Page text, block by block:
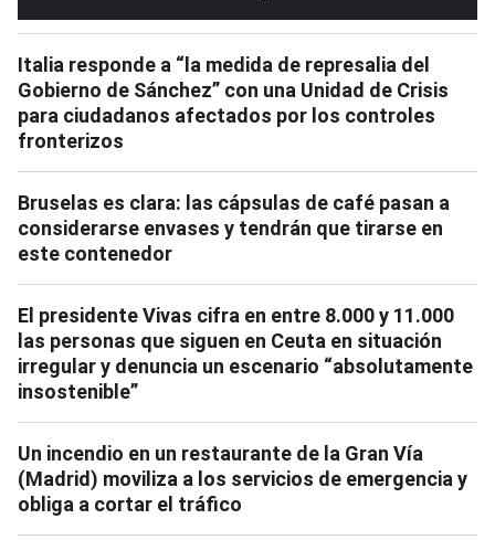
Italia responde a “la medida de represalia del
Gobierno de Sánchez” con una Unidad de Crisis
para ciudadanos afectados por los controles
fronterizos
Bruselas es clara: las cápsulas de café pasan a
considerarse envases y tendrán que tirarse en
este contenedor
El presidente Vivas cifra en entre 8.000 y 11.000
las personas que siguen en Ceuta en situación
irregular y denuncia un escenario “absolutamente
insostenible”
Un incendio en un restaurante de la Gran Vía
(Madrid) moviliza a los servicios de emergencia y
obliga a cortar el tráfico